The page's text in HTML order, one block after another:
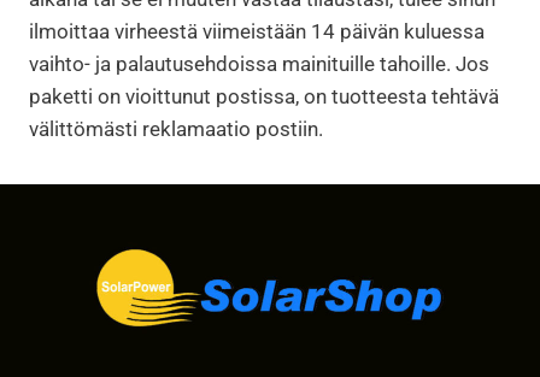
ilmoittaa virheestä viimeistään 14 päivän kuluessa
vaihto- ja palautusehdoissa mainituille tahoille. Jos
paketti on vioittunut postissa, on tuotteesta tehtävä
välittömästi reklamaatio postiin.